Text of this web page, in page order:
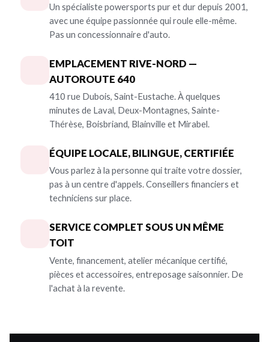
Un spécialiste powersports pur et dur depuis 2001,
avec une équipe passionnée qui roule elle-même.
Pas un concessionnaire d'auto.
EMPLACEMENT RIVE-NORD —
AUTOROUTE 640
410 rue Dubois, Saint-Eustache. À quelques
minutes de Laval, Deux-Montagnes, Sainte-
Thérèse, Boisbriand, Blainville et Mirabel.
ÉQUIPE LOCALE, BILINGUE, CERTIFIÉE
Vous parlez à la personne qui traite votre dossier,
pas à un centre d'appels. Conseillers financiers et
techniciens sur place.
SERVICE COMPLET SOUS UN MÊME
TOIT
Vente, financement, atelier mécanique certifié,
pièces et accessoires, entreposage saisonnier. De
l'achat à la revente.